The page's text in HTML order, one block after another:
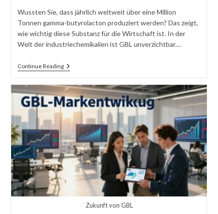
Wussten Sie, dass jährlich weltweit über eine Million
Tonnen gamma-butyrolacton produziert werden? Das zeigt,
wie wichtig diese Substanz für die Wirtschaft ist. In der
Welt der industriechemikalien ist GBL unverzichtbar.…
Continue ReadingGBL-
Chemie:
Berichte
Und
Informationen
Zukunft von GBL